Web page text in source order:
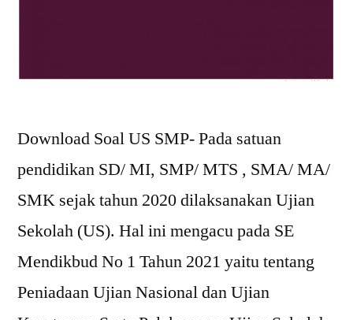
Download Soal US SMP- Pada satuan
pendidikan SD/ MI, SMP/ MTS , SMA/ MA/
SMK sejak tahun 2020 dilaksanakan Ujian
Sekolah (US). Hal ini mengacu pada SE
Mendikbud No 1 Tahun 2021 yaitu tentang
Peniadaan Ujian Nasional dan Ujian